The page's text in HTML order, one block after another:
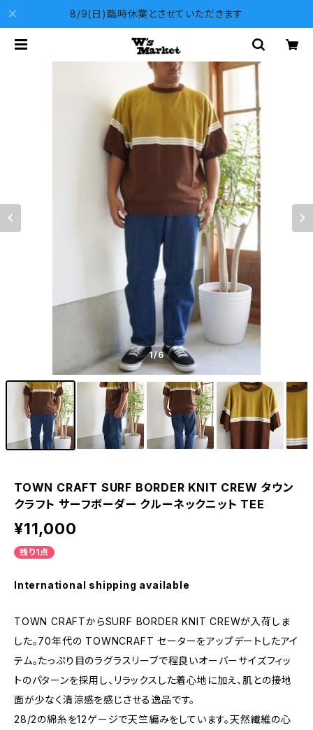
8/9(日)臨時休業とさせていただきます
1/6
TOWN CRAFT SURF BORDER KNIT CREW タウン
クラフト サーフボーダー クルーネックニット TEE
¥11,000
残り1点
International shipping available
TOWN CRAFTからSURF BORDER KNIT CREWが入荷しま
した。70年代の TOWNCRAFT セーターをアップデートしたアイ
テム。たっぷり目のラグラスリーブで程良いオーバーサイズフィッ
トのパターンを採用し、リラックスした着心地に加え、肌との接地
面が少なく清涼感を感じさせる逸品です。
28/2の綿糸を12ゲージで天竺編みをしています。天然繊維の心